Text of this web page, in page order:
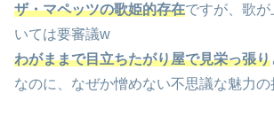
ザ・マペッツの歌姫的存在ですが、歌
いては要審議w
わがままで目立ちたがり屋で見栄っ張り
なのに、なぜか憎めない不思議な魅力の